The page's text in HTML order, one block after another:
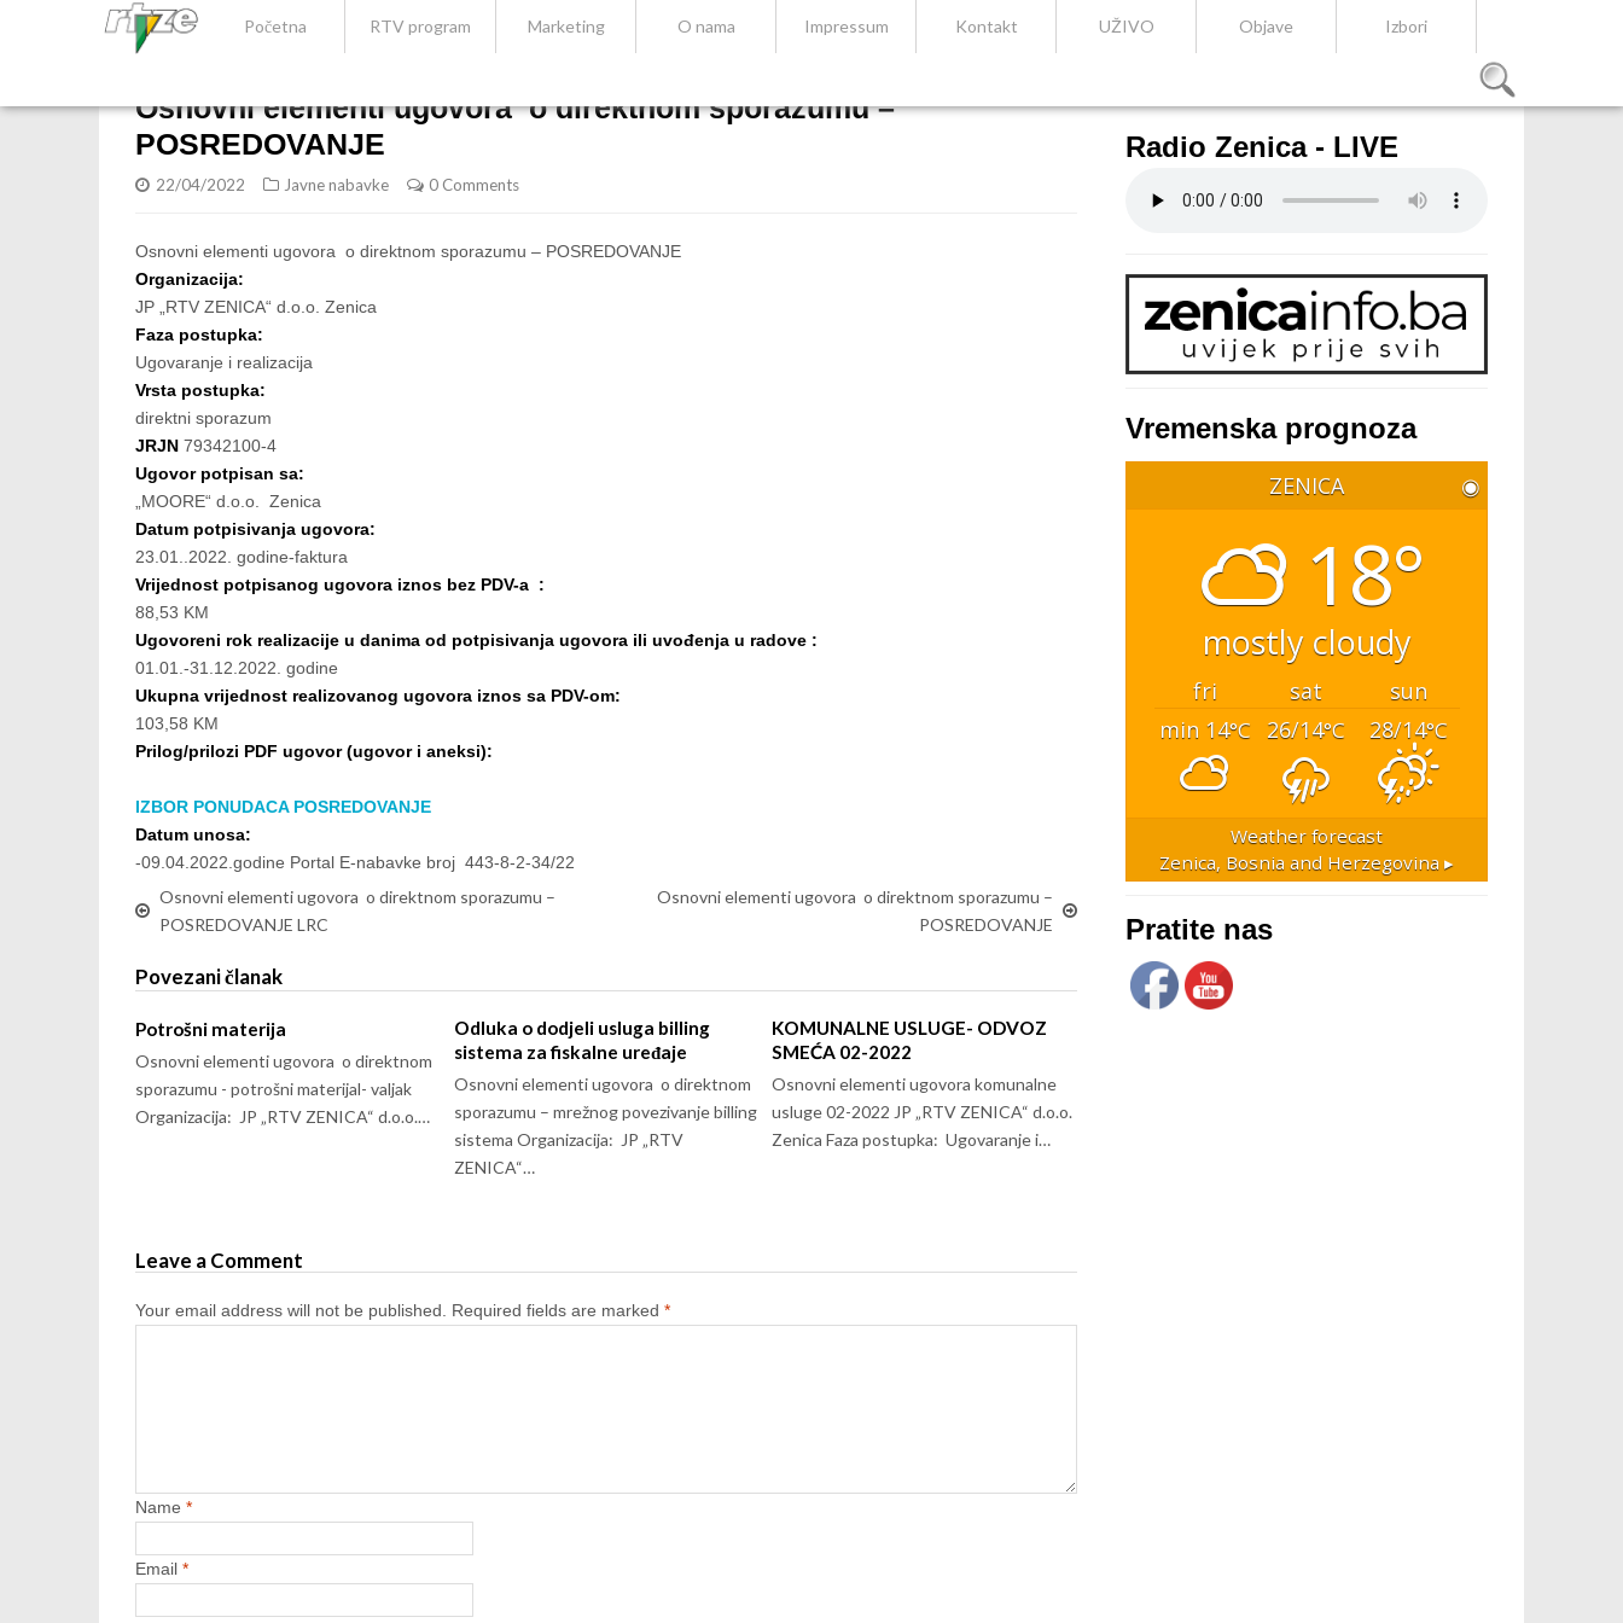
Početna RTV program Marketing O nama Impressum Kontakt UŽIVO Objave Izbori
Osnovni elementi ugovora o direktnom sporazumu –
POSREDOVANJE
22/04/2022 Javne nabavke 0 Comments
Osnovni elementi ugovora o direktnom sporazumu – POSREDOVANJE
Organizacija:
JP „RTV ZENICA“ d.o.o. Zenica
Faza postupka:
Ugovaranje i realizacija
Vrsta postupka:
direktni sporazum
JRJN 79342100-4
Ugovor potpisan sa:
„MOORE“ d.o.o. Zenica
Datum potpisivanja ugovora:
23.01..2022. godine-faktura
Vrijednost potpisanog ugovora iznos bez PDV-a :
88,53 KM
Ugovoreni rok realizacije u danima od potpisivanja ugovora ili uvođenja u radove :
01.01.-31.12.2022. godine
Ukupna vrijednost realizovanog ugovora iznos sa PDV-om:
103,58 KM
Prilog/prilozi PDF ugovor (ugovor i aneksi):
IZBOR PONUDACA POSREDOVANJE
Datum unosa:
-09.04.2022.godine Portal E-nabavke broj 443-8-2-34/22
Osnovni elementi ugovora o direktnom sporazumu –
POSREDOVANJE LRC
Osnovni elementi ugovora o direktnom sporazumu –
POSREDOVANJE
Povezani članak
Potrošni materija
Osnovni elementi ugovora o direktnom
sporazumu - potrošni materijal- valjak
Organizacija: JP „RTV ZENICA“ d.o.o.…
Odluka o dodjeli usluga billing
sistema za fiskalne uređaje
Osnovni elementi ugovora o direktnom
sporazumu – mrežnog povezivanje billing
sistema Organizacija: JP „RTV
ZENICA“…
KOMUNALNE USLUGE- ODVOZ
SMEĆA 02-2022
Osnovni elementi ugovora komunalne
usluge 02-2022 JP „RTV ZENICA“ d.o.o.
Zenica Faza postupka: Ugovaranje i…
Leave a Comment
Your email address will not be published. Required fields are marked *
Name *
Email *
Radio Zenica - LIVE
Vremenska prognoza
ZENICA ◉
18°
mostly cloudy
fri sat
sun
min 14°C 26/14°C 28/14°C
Weather forecast
Zenica, Bosnia and Herzegovina ▸
Pratite nas